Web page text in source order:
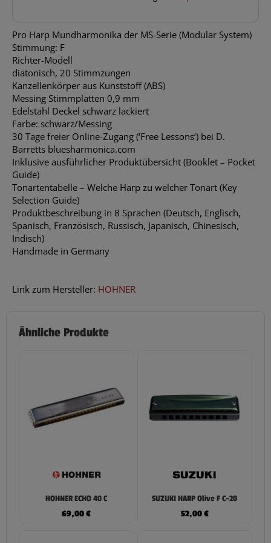
Pro Harp Mundharmonika der MS-Serie (Modular System)
Stimmung: F
Richter-Modell
diatonisch, 20 Stimmzungen
Kanzellenkörper aus Kunststoff (ABS)
Messing Stimmplatten 0,9 mm
Edelstahl Deckel schwarz lackiert
Farbe: schwarz/Messing
30 Tage freier Online-Zugang (‘Free Lessons’) bei D.
Barretts bluesharmonica.com
Inklusive ausführlicher Produktübersicht (Booklet – Pocket
Guide)
Tonartentabelle – Welche Harp zu welcher Tonart (Key
Selection Guide)
Produktbeschreibung in 8 Sprachen (Deutsch, Englisch,
Spanisch, Französisch, Russisch, Japanisch, Chinesisch,
Indisch)
Handmade in Germany
Link zum Hersteller: HOHNER
Ähnliche Produkte
HOHNER ECHO 40 C
69,00€
SUZUKI HARP Olive F C-20
52,00€